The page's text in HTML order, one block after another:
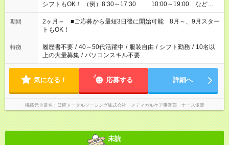
シフトもOK！ （例）8:30～17:30 10:00～19:00 など
「家族とお休みを合わせたい」 「できれば残業はしたくない」
など、あなたのご希望に沿ったお仕事をご紹介します！ ※Wワ
ーク希望の方へ 今ご覧のお仕事で希望する勤務時間と、もう1つ
のお仕事の勤務時間。 合計で週40時間を超える場合は応募でき
ません
期間
2ヶ月～ ■ご応募から最短3日後に開始可能 8月～、9月スター
トもOK！
特徴 履歴書不要 / 40～50代活躍中 / 服装自由 / シフト勤務 / 10名以
上の大量募集 / パソコンスキル不要
気になる！ 応募する 詳細へ
掲載元企業名 日研トータルソーシング株式会社 メディカルケア事業部 ナース派遣
未読